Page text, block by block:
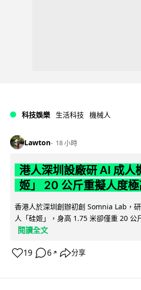
科技娛樂 生活科技 機械人
Lawton 18 小時
港人深圳設廠研 AI 成人
姬」 20 公斤重擬人度
香港人於深圳創辦初創 Somnia Lab，
人「硅姬」，身高 1.75 米卻僅重 20 公
閱讀全文
19 6 ↗ 分享